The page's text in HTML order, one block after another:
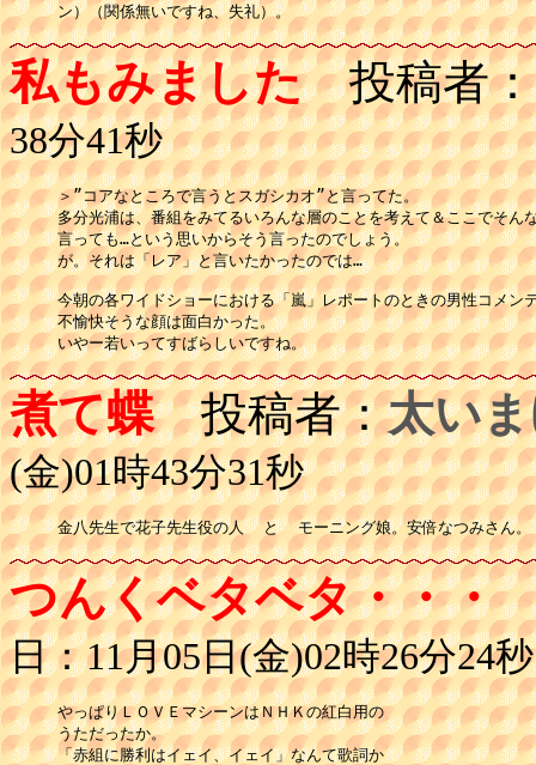
ン）（関係無いですね、失礼）。
私もみました投稿者：
38分41秒
＞”コアなところで言うとスガシカオ”と言ってた。
多分光浦は、番組をみてるいろんな層のことを考えて＆ここでそん
言っても…という思いからそう言ったのでしょう。
が。それは「レア」と言いたかったのでは…
今朝の各ワイドショーにおける「嵐」レポートのときの男性コメン
不愉快そうな顔は面白かった。
煮て蝶投稿者：太い
(金)01時43分31秒
つんくベタベタ・・・
日：11月05日(金)02時26分24秒
やっぱりＬＯＶＥマシーンはＮＨＫの紅白用の
うただったか。
「赤組に勝利はイェイ、イェイ」なんて歌詞か